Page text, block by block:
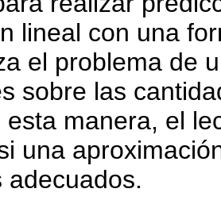
lineal con una
el problema de
sobre las
esta manera, el
una
adecuados.